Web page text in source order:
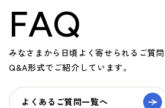
FAQ
みなさまから日頃よく寄せられるご質
Q&A形式でご紹介しています。
よくあるご質問一覧へ